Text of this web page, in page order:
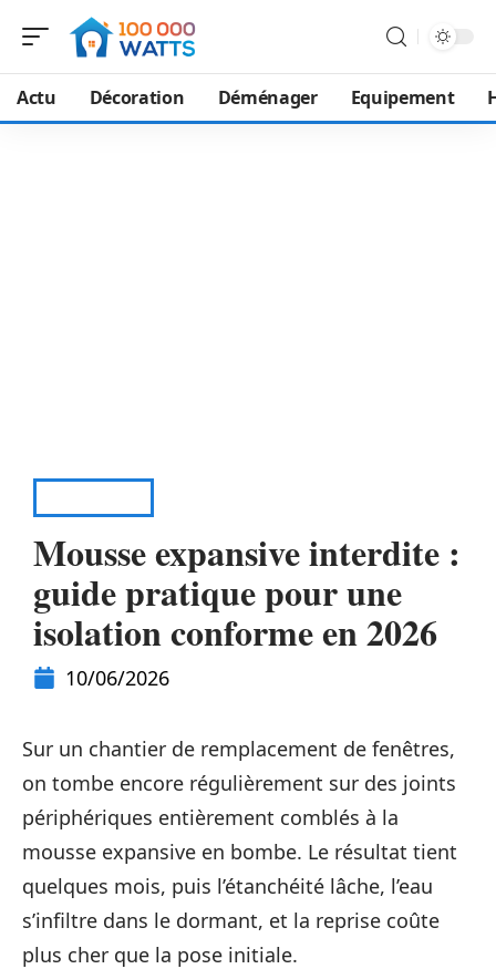
Actu Décoration Déménager Equipement
Mousse expansive interdite :
guide pratique pour une
isolation conforme en 2026
10/06/2026
Sur un chantier de remplacement de fenêtres,
on tombe encore régulièrement sur des joints
périphériques entièrement comblés à la
mousse expansive en bombe. Le résultat tient
quelques mois, puis l’étanchéité lâche, l’eau
s’infiltre dans le dormant, et la reprise coûte
plus cher que la pose initiale.